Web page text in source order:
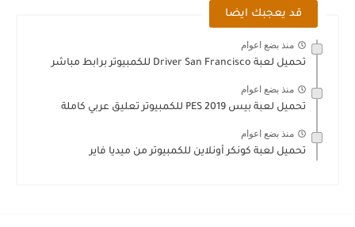
قد يعجبك ايضا
منذ بضع اعوام
تحميل لعبة Driver San Francisco للكمبيوتر برابط مباشر
منذ بضع اعوام
تحميل لعبة بيس PES 2019 للكمبيوتر تعليق عربي كاملة
منذ بضع اعوام
تحميل لعبة كونكر أونلاين للكمبيوتر من ميديا فاير